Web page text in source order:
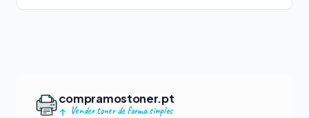
compramostoner.pt
Vender toner de forma simples